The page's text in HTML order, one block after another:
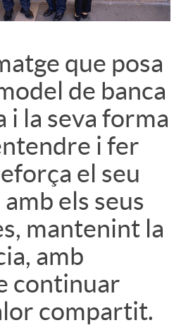
que posa
de banca
i la seva forma
i fer
el seu
els seus
mantenint la
amb
continuar
compartit.